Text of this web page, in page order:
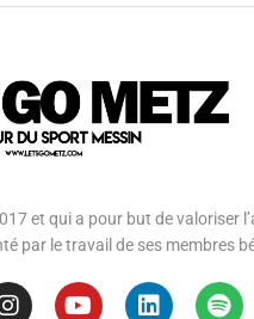
et qui a pour but de valoriser
par le travail de ses membres